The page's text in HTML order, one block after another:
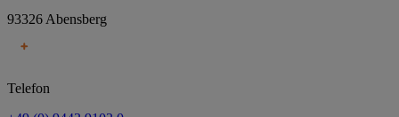
93326 Abensberg
Telefon